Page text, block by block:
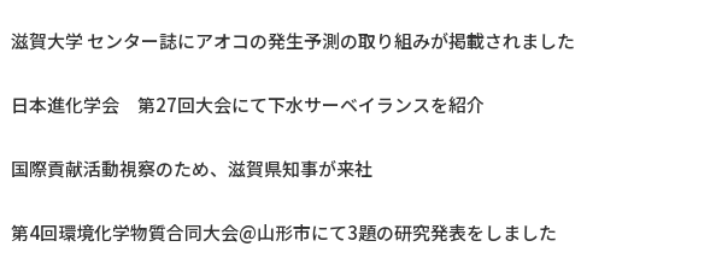
滋賀大学 センター誌にアオコの発生予測の取り組みが掲載されました
日本進化学会 第27回大会にて下水サーベイランスを紹介
国際貢献活動視察のため、滋賀県知事が来社
第4回環境化学物質合同大会@山形市にて3題の研究発表をしました